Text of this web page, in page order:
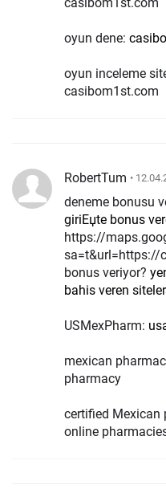
oyun dene:
oyun inceleme
casibom1st.com
RobertTum •
deneme bonusu
giriЕџte bonus
https://
sa=t&url=https://
bonus veriyor?
bahis veren siteler
USMexPharm:
mexican
pharmacy
certified Mexican
online